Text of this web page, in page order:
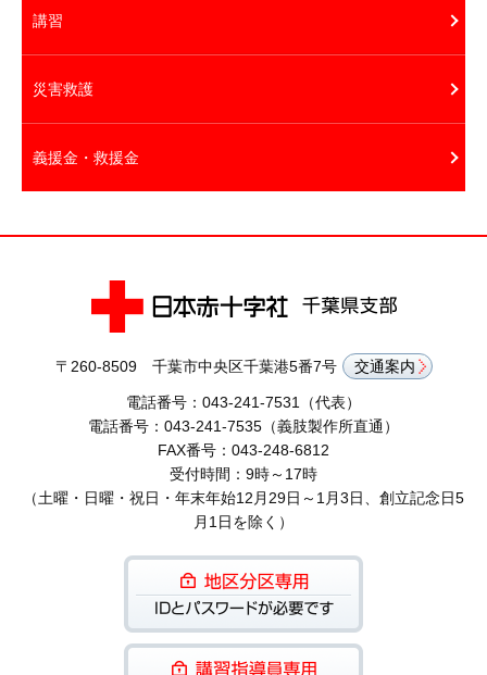
講習
災害救護
義援金・救援金
〒260-8509 千葉市中央区千葉港5番7号 交通案内
電話番号：043-241-7531（代表）
電話番号：043-241-7535（義肢製作所直通）
FAX番号：043-248-6812
受付時間：9時～17時
（土曜・日曜・祝日・年末年始12月29日～1月3日、創立記念日5
月1日を除く）